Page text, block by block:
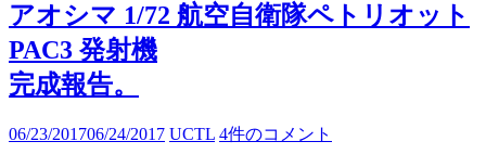
アオシマ 1/72 航空自衛隊ペトリオット
PAC3 発射機
完成報告。
06/23/201706/24/2017 UCTL 4件のコメント